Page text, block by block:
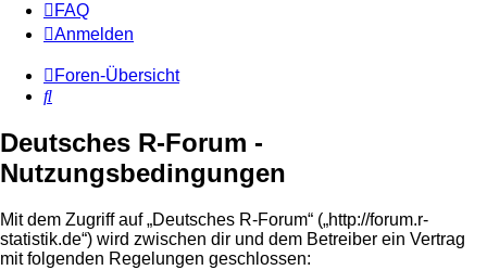
FAQ
Anmelden
Foren-Übersicht
Suche
Deutsches R-Forum -
Nutzungsbedingungen
Mit dem Zugriff auf „Deutsches R-Forum“ („http://forum.r-
statistik.de“) wird zwischen dir und dem Betreiber ein Vertrag
mit folgenden Regelungen geschlossen: